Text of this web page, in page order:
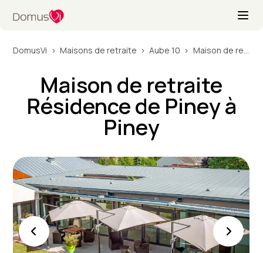
DomusVi Maisons de retraite Aube 10 Maison de retraite Résidence de Piney à Piney
Maison de retraite
Résidence de Piney à
Piney